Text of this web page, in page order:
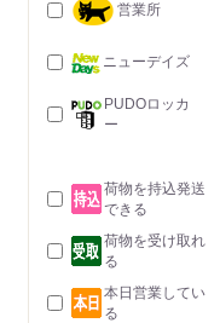
営業所
ニューデイズ
PUDOロッカ
ー
荷物を持込発送
できる
荷物を受け取れ
る
本日営業してい
る